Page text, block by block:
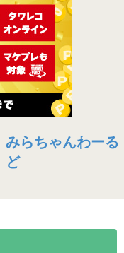
みらちゃんわーる
ど